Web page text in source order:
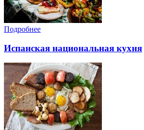
Подробнее
Испанская национальная кухня